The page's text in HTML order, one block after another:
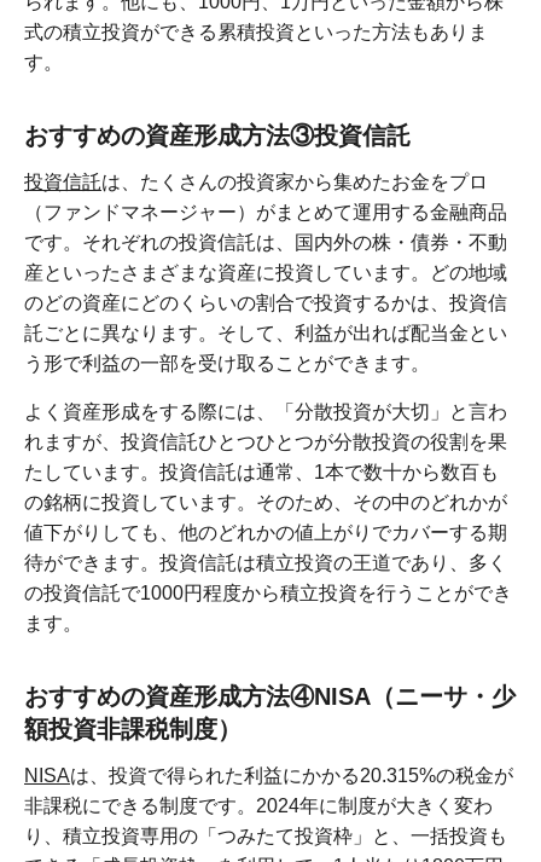
式の積立投資ができる累積投資といった方法もありま
す。
おすすめの資産形成方法③投資信託
投資信託は、たくさんの投資家から集めたお金をプロ
（ファンドマネージャー）がまとめて運用する金融商品
です。それぞれの投資信託は、国内外の株・債券・不動
産といったさまざまな資産に投資しています。どの地域
のどの資産にどのくらいの割合で投資するかは、投資信
託ごとに異なります。そして、利益が出れば配当金とい
う形で利益の一部を受け取ることができます。
よく資産形成をする際には、「分散投資が大切」と言わ
れますが、投資信託ひとつひとつが分散投資の役割を果
たしています。投資信託は通常、1本で数十から数百も
の銘柄に投資しています。そのため、その中のどれかが
値下がりしても、他のどれかの値上がりでカバーする期
待ができます。投資信託は積立投資の王道であり、多く
の投資信託で1000円程度から積立投資を行うことができ
ます。
おすすめの資産形成方法④NISA（ニーサ・少
額投資非課税制度）
NISAは、投資で得られた利益にかかる20.315%の税金が
非課税にできる制度です。2024年に制度が大きく変わ
り、積立投資専用の「つみたて投資枠」と、一括投資も